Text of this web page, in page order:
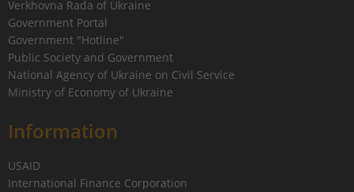
Verkhovna Rada of Ukraine
Government Portal
Government "Hotline"
Public Society and Government
National Agency of Ukraine on Civil Service
Ministry of Economy of Ukraine
Information
USAID
International Finance Corporation